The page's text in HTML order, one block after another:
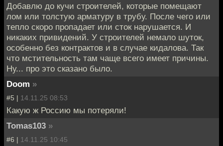
Добавлю до кучи строителей, которые помещают
лом или толстую арматуру в трубу. После чего или
тепло скоро пропадает или сток нарушается. И
никаких привидений. У строителей немало шуток,
особенно без контрактов и в случае кидалова. Так
что мстительность там чаще всего имеет причины.
Ну... про это сказано было.
Doom »
#5 | 14.11.25 08:53
Какую ж Россию мы потеряли!
Tomas103 »
#6 | 14.11.25 10:45